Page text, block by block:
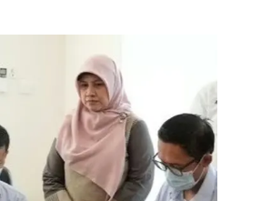
1,5 Miliar yang rusak akinbat